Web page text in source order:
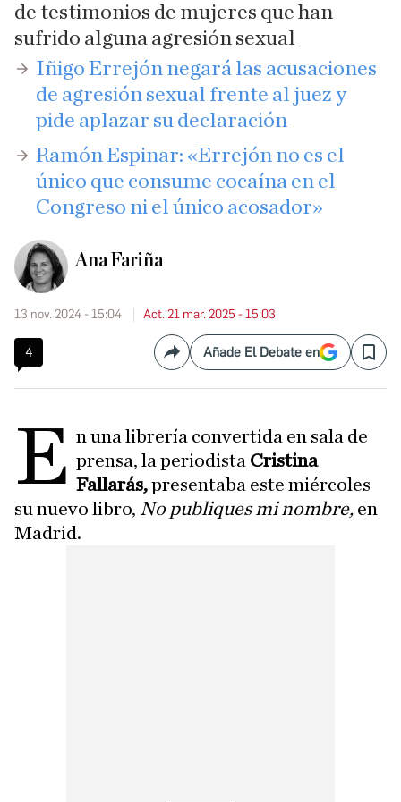
de testimonios de mujeres que han
sufrido alguna agresión sexual
​Iñigo Errejón negará las acusaciones
de agresión sexual frente al juez y
pide aplazar su declaración
Ramón Espinar: «Errejón no es el
único que consume cocaína en el
Congreso ni el único acosador»
Ana Fariña
13 nov. 2024 - 15:04 Act. 21 mar. 2025 - 15:03
4 CompartirAñade El Debate en Save
e n una librería convertida en sala de
prensa, la periodista Cristina
Fallarás,presentaba este miércoles
su nuevo libro, No publiques mi nombre, en
Madrid.